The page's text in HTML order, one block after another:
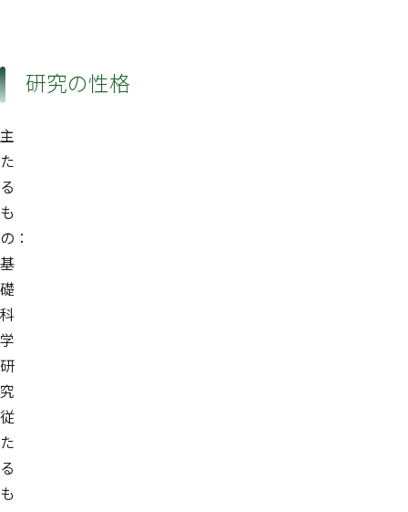
研究の性格
主
た
る
も
の：
基
礎
科
学
研
究
従
た
る
も